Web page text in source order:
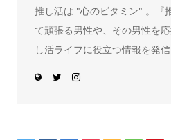
推し活は "心のビタミン" 。『
て頑張る男性や、その男性を
し活ライフに役立つ情報を発信